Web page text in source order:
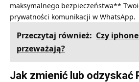
maksymalnego bezpieczeństwa**
prywatności komunikacji w WhatsApp.
Przeczytaj również: Czy
przeważają?
Jak zmienić lub odzyskać